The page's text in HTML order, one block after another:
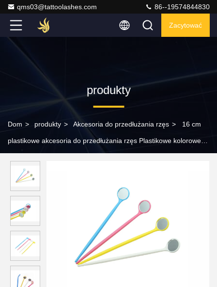
qms03@tattoolashes.com 86--19574844830
Zacytować
produkty
Dom > produkty > Akcesoria do przedłużania rzęs > 16 cm
plastikowe akcesoria do przedłużania rzęs Plastikowe kolorowe